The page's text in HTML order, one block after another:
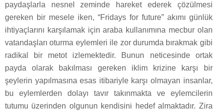
paydaşlarla nesnel zeminde hareket ederek çözülmesi
gereken bir mesele iken, “Fridays for future” akımı günlük
ihtiyaçlarını karşılamak için araba kullanımına mecbur olan
vatandaşları oturma eylemleri ile zor durumda bırakmak gibi
radikal bir metot izlemektedir. Bunun neticesinde ortak
payda olarak bakılması gereken iklim krizine karşı bir
şeylerin yapılmasına esas itibariyle karşı olmayan insanlar,
bu eylemlerden dolayı tavır takınmakta ve eylemcilerin
tutumu üzerinden olgunun kendisini hedef almaktadır. Zira